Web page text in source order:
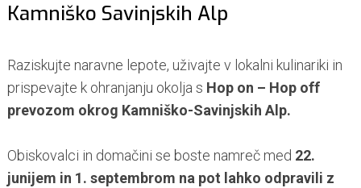
Kamniško Savinjskih Alp
Raziskujte naravne lepote, uživajte v lokalni kulinariki in
prispevajte k ohranjanju okolja s Hop on – Hop off
prevozom okrog Kamniško-Savinjskih Alp.
Obiskovalci in domačini se boste namreč med 22.
junijem in 1. septembrom na pot lahko odpravili z